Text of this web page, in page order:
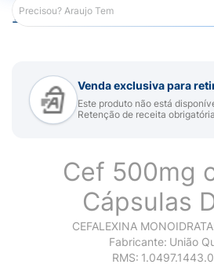
Araujo Medicamentos
Venda exclusiva para
Este produto não está
Retenção de receita
Cef 500mg
Cápsulas
CEFALEXINA
Fabricante: União
RMS: